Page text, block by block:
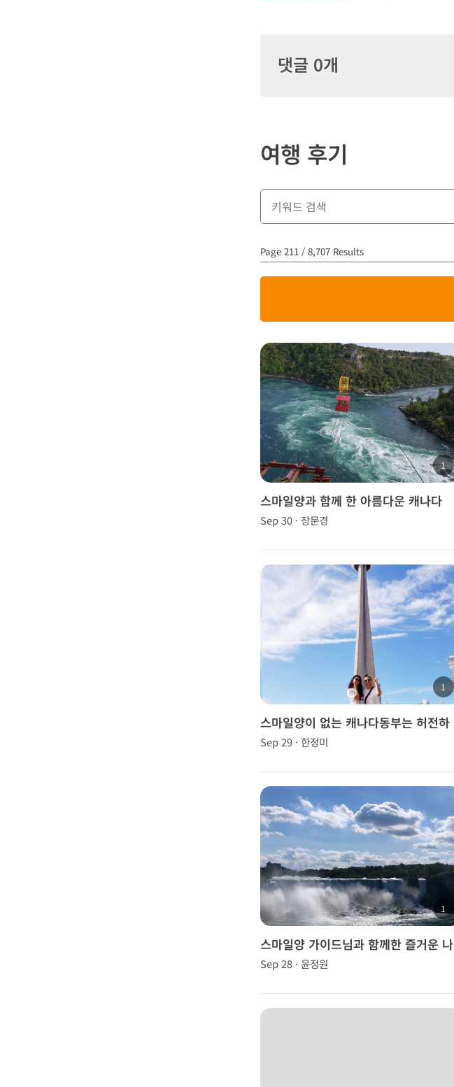
댓글 0개
여행 후기
Page 211 / 8,707 Results
1
스마일양과 함께 한 아름다운 캐나다
Sep 30 · 장문경
1
스마일양이 없는 캐나다동부는 허전하
다!!!
Sep 29 · 한정미
1
스마일양 가이드님과 함께한 즐거운 나
이아가라투어
Sep 28 · 윤정원